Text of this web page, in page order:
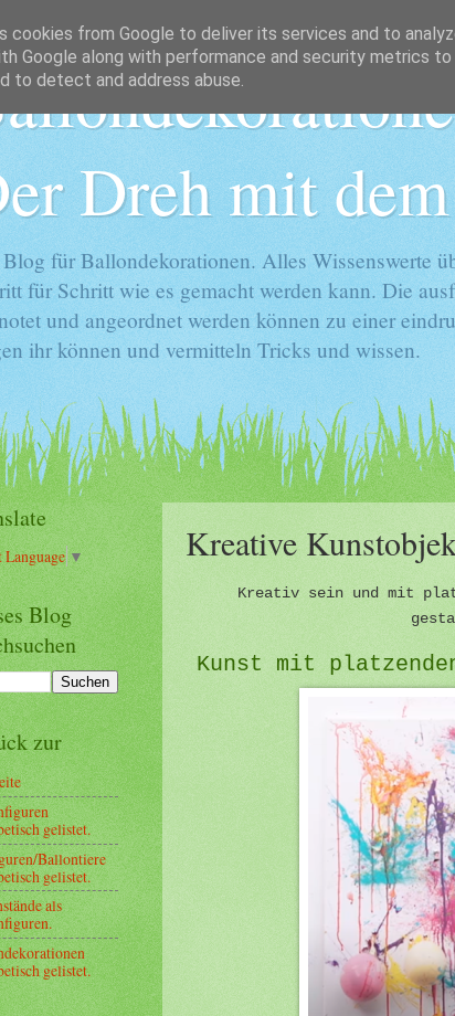
Dreh mit
für Ballondekorationen. Alles Wissenswerte
für Schritt wie es gemacht werden kann. Die
und angeordnet werden können zu einer
ihr können und vermitteln Tricks und wissen.
Kreative
Kreativ sein und mit
Kunst mit
Language▼
Blog
zur
gelistet.
Ballontiere
gelistet.
als
gelistet.
cookies from Google to deliver its services and to
Google along with performance and security metrics
to detect and address abuse.